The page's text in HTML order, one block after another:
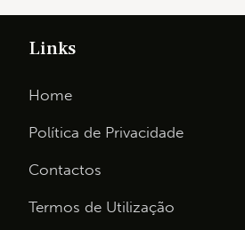
Links
Home
Política de Privacidade
Contactos
Termos de Utilização